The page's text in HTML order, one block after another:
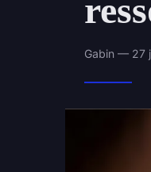
Gabin — 27